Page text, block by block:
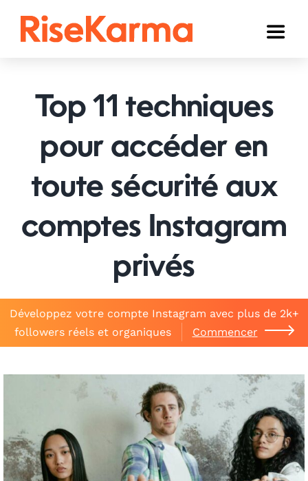
Toggle
TikTok
Twitter (𝕏)
Autres
Top 11 techniques
pour accéder en
toute sécurité aux
comptes Instagram
privés
Développez votre compte Instagram avec plus de 2k+
followers réels et organiques
Commencer